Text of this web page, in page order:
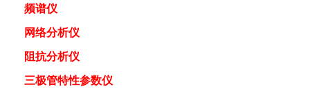
频谱仪
网络分析仪
阻抗分析仪
三极管特性参数仪